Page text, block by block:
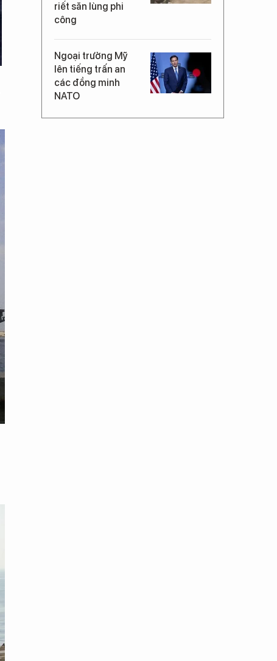
riết săn lùng phi
công
Ngoại trưởng Mỹ
lên tiếng trấn an
các đồng minh
NATO